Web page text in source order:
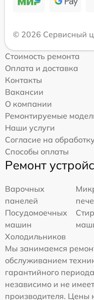
© 2026 Сервисный
Стоимость ремонта
Оплата и доставка
Контакты
Вакансии
О компании
Ремонтируемые
Наши услуги
Согласие на
Способы оплаты
Ремонт
Варочных
панелей
Посудомоечных
машин
Холодильников
Мы занимаемся
обслуживанием
гарантийного
независимо и не
производителя. Цены